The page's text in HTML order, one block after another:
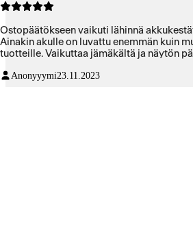
Ostopäätökseen vaikuti lähinnä
Ainakin akulle on luvattu enemmän kuin
tuotteille. Vaikuttaa jämäkältä ja näytön
Anonyyymi23.11.2023